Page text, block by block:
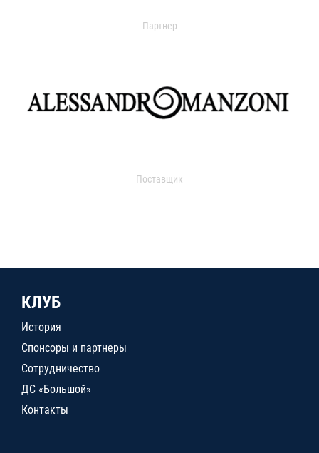
Партнер
Поставщик
КЛУБ
История
Спонсоры и партнеры
Сотрудничество
ДС «Большой»
Контакты